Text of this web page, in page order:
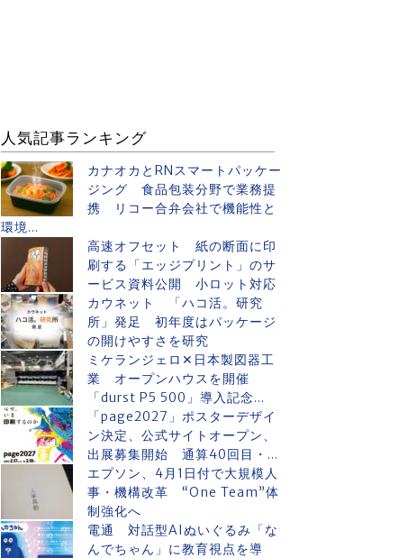
人気記事ランキング
カナオカとRNスマートパッケー
ジング 食品包装分野で業務提
携 リコー合弁会社で機能性と
環境...
高速オフセット 紙の断面に印
刷する「エッジプリント」のサ
ービス資料公開 小ロット対応
カウネット 「ハコ活。研究
所」発足 初年度はパッケージ
の開けやすさを研究
ミケランジェロ✕日本製図器工
業 オープンハウスを開催
「durst P5 500」導入記念...
「page2027」ポスターデザイ
ン決定、公式サイトオープン、
出展募集開始 通算40回目・...
エプソン、4月1日付で大規模人
事・機構改革 “One Team”体
制強化へ
電通 対話型AIぬいぐるみ「な
んでちゃん」に教育視点を導